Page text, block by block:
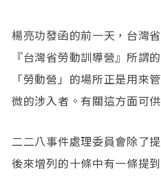
楊亮功發函的前一天，台灣
『台灣省勞動訓導營』所謂
「勞動營」的場所正是用來
微的涉入者。有關這方面可
二二八事件處理委員會除了
後來增列的十條中有一條提